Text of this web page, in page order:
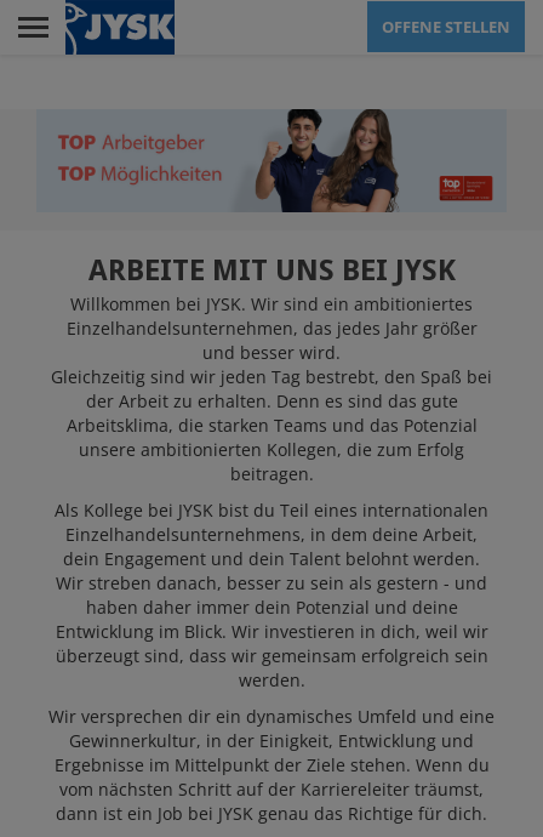
Skip
OFFENE STELLEN
AUSBILDUNG
VERWALTUNG
LOGISTIKZENTREN
JYSK ALS
ARBEITGEBER
OFFENE STELLEN
ARBEITE MIT UNS BEI JYSK
Willkommen bei JYSK. Wir sind ein ambitioniertes
Einzelhandelsunternehmen, das jedes Jahr größer
und besser wird.
Gleichzeitig sind wir jeden Tag bestrebt, den Spaß bei
der Arbeit zu erhalten. Denn es sind das gute
Arbeitsklima, die starken Teams und das Potenzial
unsere ambitionierten Kollegen, die zum Erfolg
beitragen.
Als Kollege bei JYSK bist du Teil eines internationalen
Einzelhandelsunternehmens, in dem deine Arbeit,
dein Engagement und dein Talent belohnt werden.
Wir streben danach, besser zu sein als gestern - und
haben daher immer dein Potenzial und deine
Entwicklung im Blick. Wir investieren in dich, weil wir
überzeugt sind, dass wir gemeinsam erfolgreich sein
werden.
Wir versprechen dir ein dynamisches Umfeld und eine
Gewinnerkultur, in der Einigkeit, Entwicklung und
Ergebnisse im Mittelpunkt der Ziele stehen. Wenn du
vom nächsten Schritt auf der Karriereleiter träumst,
dann ist ein Job bei JYSK genau das Richtige für dich.